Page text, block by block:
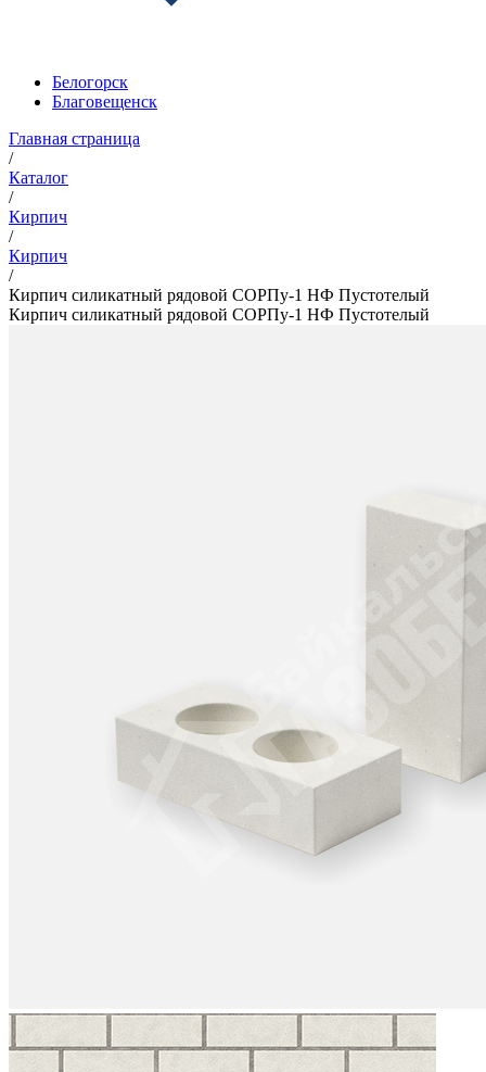
Белогорск
Благовещенск
Главная страница
/
Каталог
/
Кирпич
/
Кирпич
/
Кирпич силикатный рядовой СОРПу-1 НФ Пустотелый
Кирпич силикатный рядовой СОРПу-1 НФ Пустотелый